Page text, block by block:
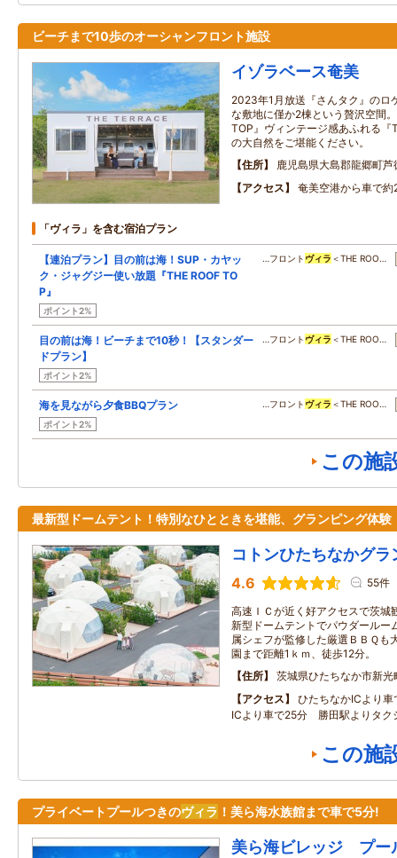
ビーチまで10歩のオーシャンフロント施設
イゾラベース奄美
2023年1月放送『さんタク』の
な敷地に僅か2棟という贅沢空間
TOP』ヴィンテージ感あふれる『
の大自然をご堪能ください。
住所
鹿児島県大島郡龍郷町
アクセス
奄美空港から車で約
「ヴィラ」を含む宿泊プラン
【連泊プラン】目の前は海！SUP・カヤッ
ク・ジャグジー使い放題『THE ROOF TO
P』
ポイント2%
…フロント ヴィラ ＜THE ROO…
目の前は海！ビーチまで10秒！【スタンダー
ドプラン】
ポイント2%
…フロント ヴィラ ＜THE ROO…
海を見ながら夕食BBQプラン
ポイント2%
…フロント ヴィラ ＜THE ROO…
この施
最新型ドームテント！特別なひとときを堪能、グランピング体験
コトンひたちなかグラ
4.6 55件
高速ＩＣが近く好アクセスで茨城
新型ドームテントでパウダールー
属シェフが監修した厳選ＢＢＱも
園まで距離1ｋｍ、徒歩12分。
住所
茨城県ひたちなか市新光
アクセス
ひたちなかICより
ICより車で25分 勝田駅よりタク
この施
プライベートプールつきのヴィラ ！美ら海水族館まで車で5分!
美ら海ビレッジ プー